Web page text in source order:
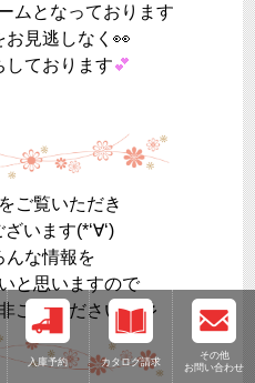
入庫予約 カタログ請求
その他
お問い合わせ
ムとなっております
お見逃しなく👀
しております💕
ご覧いただき
います(*‘∀‘)
んな情報を
と思いますので
ご覧ください☆彡